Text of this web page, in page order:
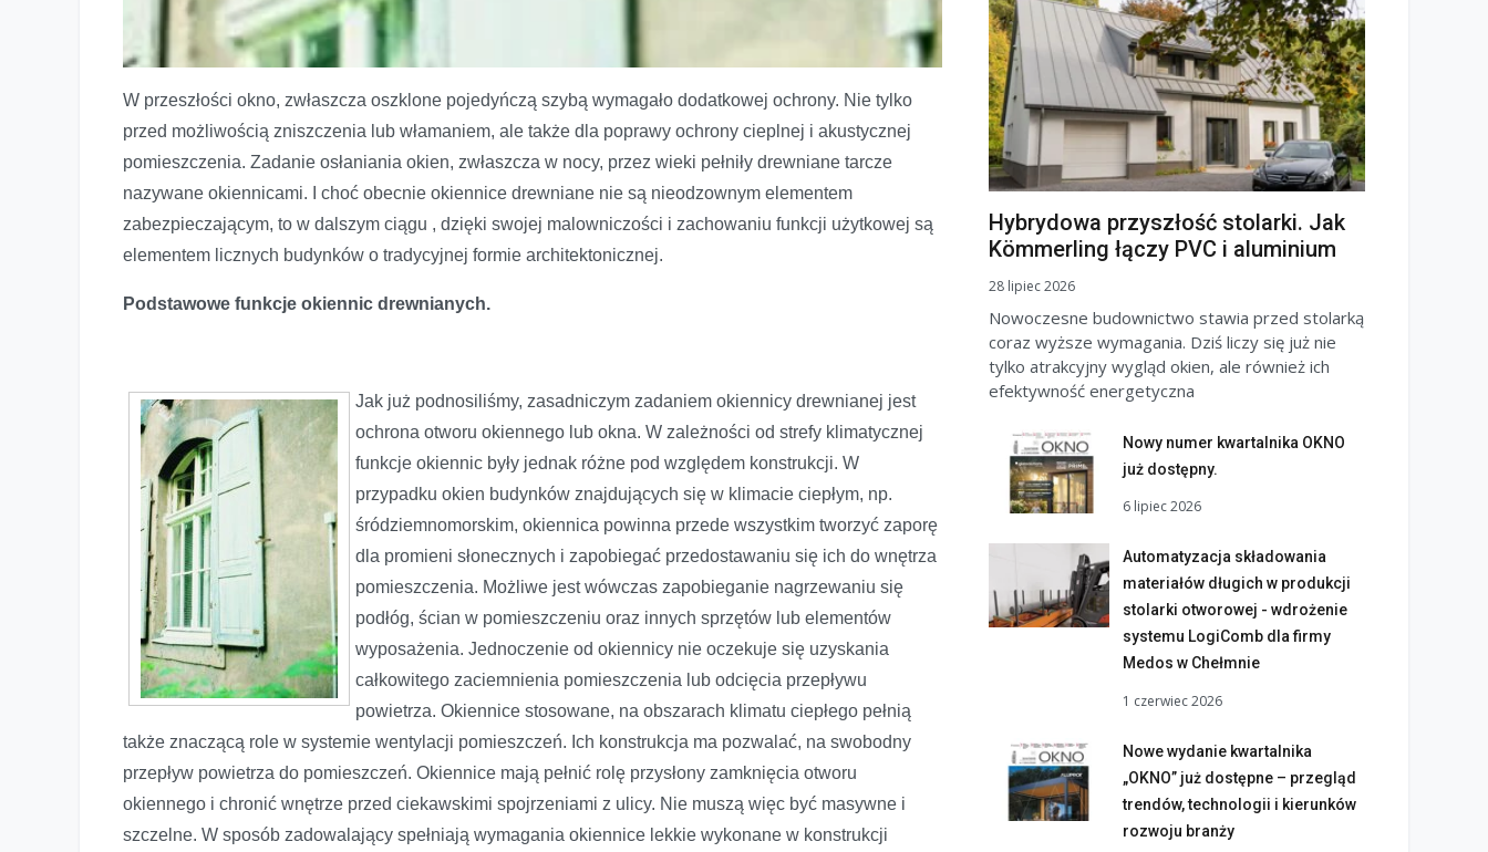
Okiennice drewniane – tradycyjna ochrona
W przeszłości okno, zwłaszcza oszklone pojedyńczą szybą wymagało dodatkowej ochrony. Nie tylko
przed możliwością zniszczenia lub włamaniem, ale także dla poprawy ochrony cieplnej i akustycznej
pomieszczenia. Zadanie osłaniania okien, zwłaszcza w nocy, przez wieki pełniły drewniane tarcze
nazywane okiennicami. I choć obecnie okiennice drewniane nie są nieodzownym elementem
zabezpieczającym, to w dalszym ciągu , dzięki swojej malowniczości i zachowaniu funkcji użytkowej są
elementem licznych budynków o tradycyjnej formie architektonicznej.
Podstawowe funkcje okiennic drewnianych.
Jak już podnosiliśmy, zasadniczym zadaniem okiennicy drewnianej jest
ochrona otworu okiennego lub okna. W zależności od strefy klimatycznej
funkcje okiennic były jednak różne pod względem konstrukcji. W
przypadku okien budynków znajdujących się w klimacie ciepłym, np.
śródziemnomorskim, okiennica powinna przede wszystkim tworzyć zaporę
dla promieni słonecznych i zapobiegać przedostawaniu się ich do wnętrza
pomieszczenia. Możliwe jest wówczas zapobieganie nagrzewaniu się
podłóg, ścian w pomieszczeniu oraz innych sprzętów lub elementów
wyposażenia. Jednoczenie od okiennicy nie oczekuje się uzyskania
całkowitego zaciemnienia pomieszczenia lub odcięcia przepływu
powietrza. Okiennice stosowane, na obszarach klimatu ciepłego pełnią
także znaczącą role w systemie wentylacji pomieszczeń. Ich konstrukcja ma pozwalać, na swobodny
przepływ powietrza do pomieszczeń. Okiennice mają pełnić rolę przysłony zamknięcia otworu
okiennego i chronić wnętrze przed ciekawskimi spojrzeniami z ulicy. Nie muszą więc być masywne i
szczelne. W sposób zadowalający spełniają wymagania okiennice lekkie wykonane w konstrukcji
Hybrydowa przyszłość stolarki. Jak
Kömmerling łączy PVC i aluminium
28 lipiec 2026
Nowoczesne budownictwo stawia przed stolarką
coraz wyższe wymagania. Dziś liczy się już nie
tylko atrakcyjny wygląd okien, ale również ich
efektywność energetyczna
Nowy numer kwartalnika OKNO
już dostępny.
6 lipiec 2026
Automatyzacja składowania
materiałów długich w produkcji
stolarki otworowej - wdrożenie
systemu LogiComb dla firmy
Medos w Chełmnie
1 czerwiec 2026
Nowe wydanie kwartalnika
„OKNO” już dostępne – przegląd
trendów, technologii i kierunków
rozwoju branży